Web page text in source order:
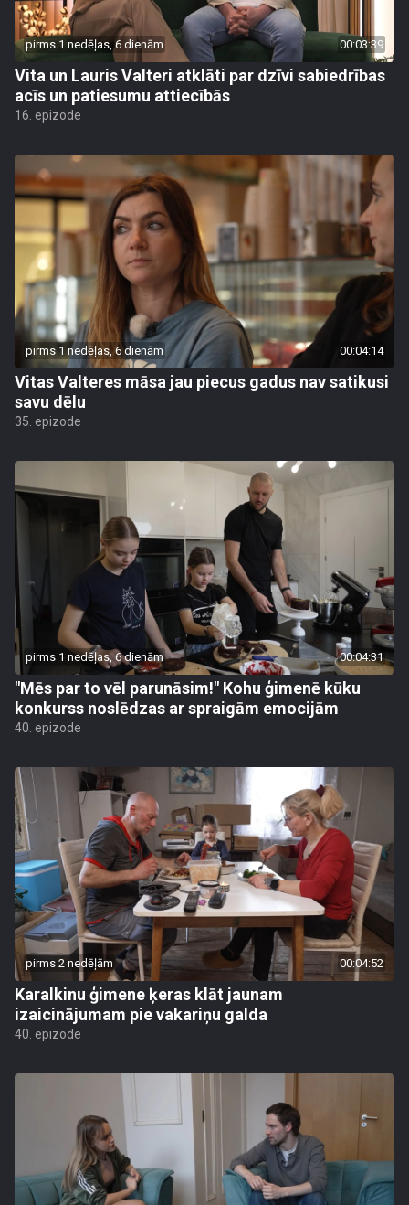
pirms 1 nedēļas, 6 dienām 00:03:39
Vita un Lauris Valteri atklāti par dzīvi sabiedrības
acīs un patiesumu attiecībās
16. epizode
pirms 1 nedēļas, 6 dienām 00:04:14
Vitas Valteres māsa jau piecus gadus nav satikusi
savu dēlu
35. epizode
pirms 1 nedēļas, 6 dienām 00:04:31
"Mēs par to vēl parunāsim!" Kohu ģimenē kūku
konkurss noslēdzas ar spraigām emocijām
40. epizode
pirms 2 nedēļām 00:04:52
Karalkinu ģimene ķeras klāt jaunam
izaicinājumam pie vakariņu galda
40. epizode